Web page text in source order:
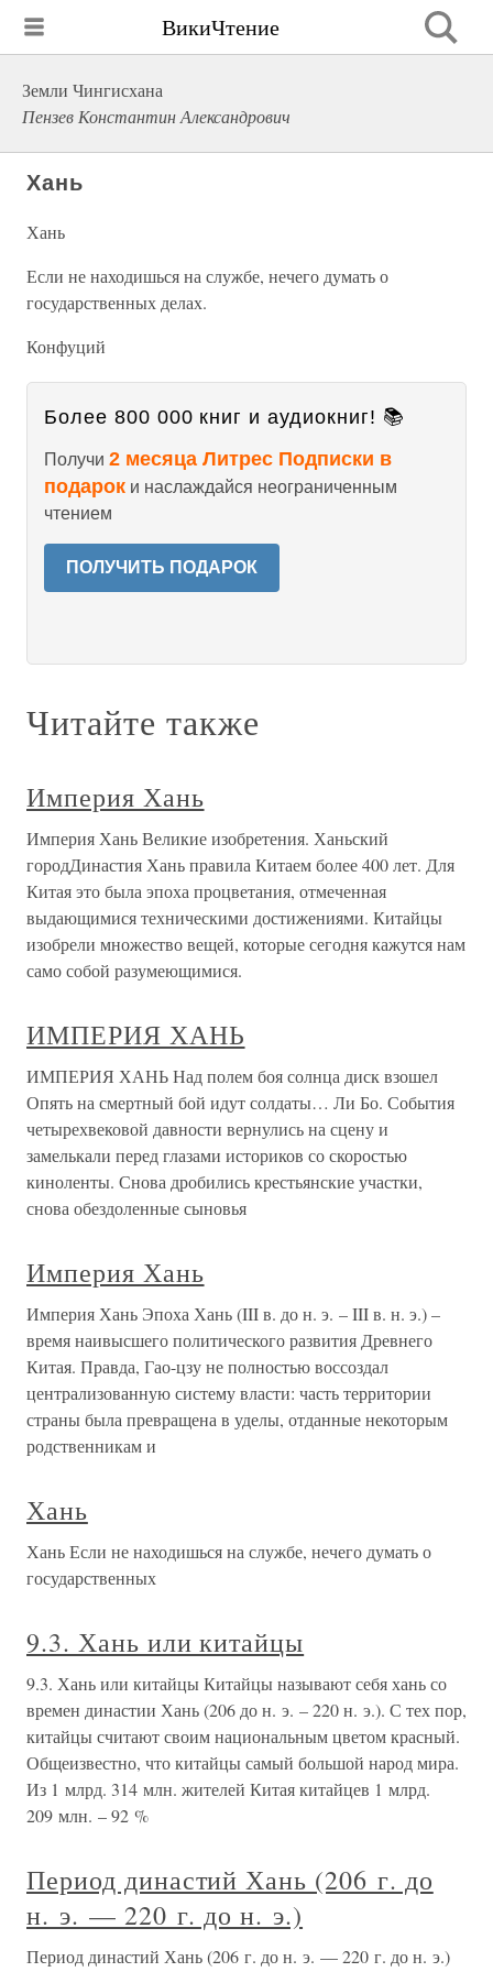
ВикиЧтение
Земли Чингисхана
Пензев Константин Александрович
Хань
Хань
Если не находишься на службе, нечего думать о
государственных делах.
Конфуций
Более 800 000 книг и аудиокниг! 📚
Получи 2 месяца Литрес Подписки в
подарок и наслаждайся неограниченным
чтением
ПОЛУЧИТЬ ПОДАРОК
Читайте также
Империя Хань
Империя Хань Великие изобретения. Ханьский
городДинастия Хань правила Китаем более 400 лет. Для
Китая это была эпоха процветания, отмеченная
выдающимися техническими достижениями. Китайцы
изобрели множество вещей, которые сегодня кажутся нам
само собой разумеющимися.
ИМПЕРИЯ ХАНЬ
ИМПЕРИЯ ХАНЬ Над полем боя солнца диск взошел
Опять на смертный бой идут солдаты… Ли Бо. События
четырехвековой давности вернулись на сцену и
замелькали перед глазами историков со скоростью
киноленты. Снова дробились крестьянские участки,
снова обездоленные сыновья
Империя Хань
Империя Хань Эпоха Хань (III в. до н. э. – III в. н. э.) –
время наивысшего политического развития Древнего
Китая. Правда, Гао-цзу не полностью воссоздал
централизованную систему власти: часть территории
страны была превращена в уделы, отданные некоторым
родственникам и
Хань
Хань Если не находишься на службе, нечего думать о
государственных
9.3. Хань или китайцы
9.3. Хань или китайцы Китайцы называют себя хань со
времен династии Хань (206 до н. э. – 220 н. э.). С тех пор,
китайцы считают своим национальным цветом красный.
Общеизвестно, что китайцы самый большой народ мира.
Из 1 млрд. 314 млн. жителей Китая китайцев 1 млрд.
209 млн. – 92 %
Период династий Хань (206 г. до
н. э. — 220 г. до н. э.)
Период династий Хань (206 г. до н. э. — 220 г. до н. э.)